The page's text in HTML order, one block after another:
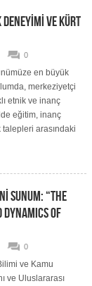
VE KÜRT
0
en büyük
merkeziyetçi
etnik ve inanç
eğitim, inanç
arasındaki
SUNUM: “THE
OF
0
ve Kamu
ve Uluslararası